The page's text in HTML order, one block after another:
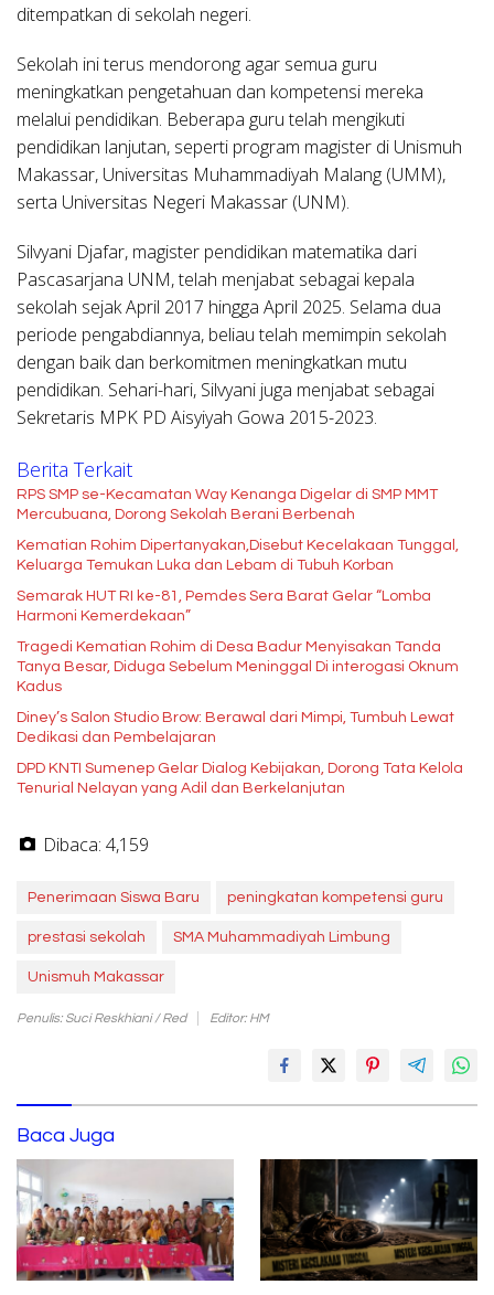
ditempatkan di sekolah negeri.
Sekolah ini terus mendorong agar semua guru
meningkatkan pengetahuan dan kompetensi mereka
melalui pendidikan. Beberapa guru telah mengikuti
pendidikan lanjutan, seperti program magister di Unismuh
Makassar, Universitas Muhammadiyah Malang (UMM),
serta Universitas Negeri Makassar (UNM).
Silvyani Djafar, magister pendidikan matematika dari
Pascasarjana UNM, telah menjabat sebagai kepala
sekolah sejak April 2017 hingga April 2025. Selama dua
periode pengabdiannya, beliau telah memimpin sekolah
dengan baik dan berkomitmen meningkatkan mutu
pendidikan. Sehari-hari, Silvyani juga menjabat sebagai
Sekretaris MPK PD Aisyiyah Gowa 2015-2023.
Berita Terkait
RPS SMP se-Kecamatan Way Kenanga Digelar di SMP MMT
Mercubuana, Dorong Sekolah Berani Berbenah
Kematian Rohim Dipertanyakan,Disebut Kecelakaan Tunggal,
Keluarga Temukan Luka dan Lebam di Tubuh Korban
Semarak HUT RI ke-81, Pemdes Sera Barat Gelar “Lomba
Harmoni Kemerdekaan”
Tragedi Kematian Rohim di Desa Badur Menyisakan Tanda
Tanya Besar, Diduga Sebelum Meninggal Di interogasi Oknum
Kadus
Diney’s Salon Studio Brow: Berawal dari Mimpi, Tumbuh Lewat
Dedikasi dan Pembelajaran
DPD KNTI Sumenep Gelar Dialog Kebijakan, Dorong Tata Kelola
Tenurial Nelayan yang Adil dan Berkelanjutan
Dibaca: 4,159
Penerimaan Siswa Baru peningkatan kompetensi guru
prestasi sekolah SMA Muhammadiyah Limbung
Unismuh Makassar
Penulis: Suci Reskhiani / Red Editor: HM
Baca Juga